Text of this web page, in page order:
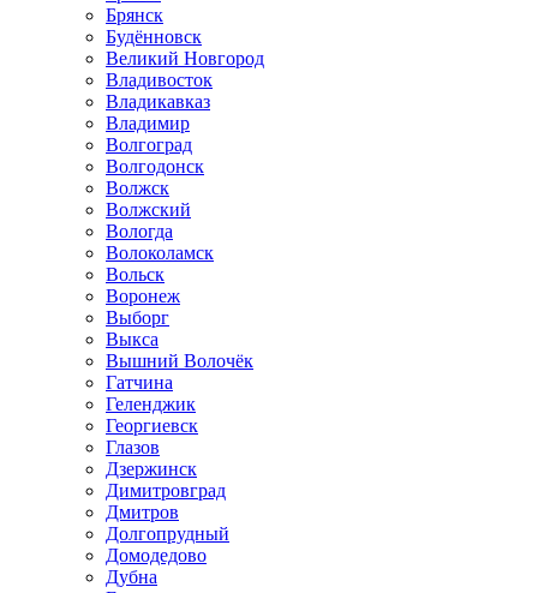
Брянск
Будённовск
Великий Новгород
Владивосток
Владикавказ
Владимир
Волгоград
Волгодонск
Волжск
Волжский
Вологда
Волоколамск
Вольск
Воронеж
Выборг
Выкса
Вышний Волочёк
Гатчина
Геленджик
Георгиевск
Глазов
Дзержинск
Димитровград
Дмитров
Долгопрудный
Домодедово
Дубна